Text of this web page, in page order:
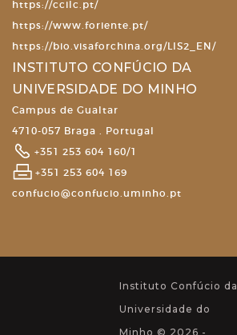
https://ccilc.pt/
https://www.foriente.pt/
https://bio.visaforchina.org/LIS2_EN/
INSTITUTO CONFÚCIO DA
UNIVERSIDADE DO MINHO
Campus de Gualtar
4710-057 Braga . Portugal
+351 253 604 160/1
+351 253 604 169
confucio@confucio.uminho.pt
Instituto Confúcio da
Universidade do
Minho © 2026 -